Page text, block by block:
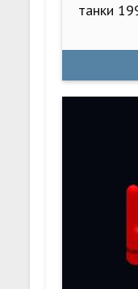
танки